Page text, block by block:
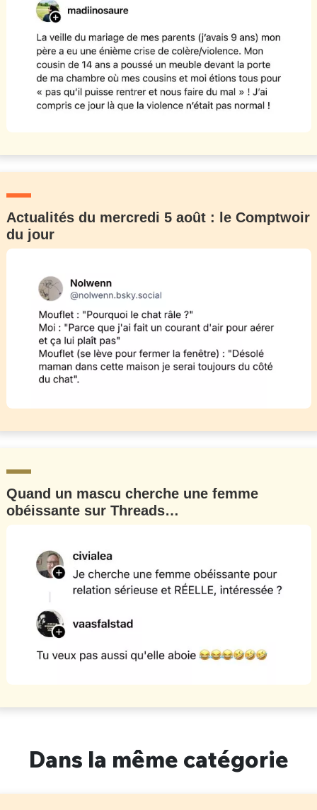
Actualités du mercredi 5 août : le Comptwoir
du jour
Quand un mascu cherche une femme
obéissante sur Threads…
Dans la même catégorie